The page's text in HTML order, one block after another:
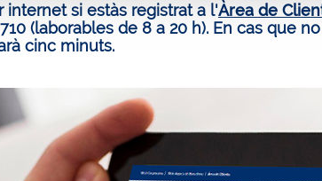
internet si estàs registrat a l'Àrea de
(laborables de 8 a 20 h). En cas que
cinc minuts.